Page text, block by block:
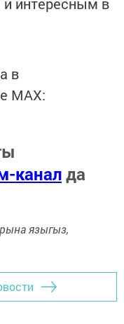
в
MАХ:
каналда
языгыз,